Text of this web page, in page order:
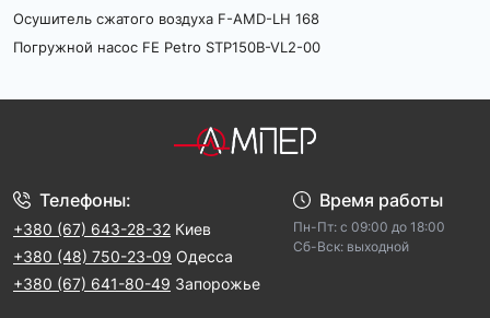
Осушитель сжатого воздуха F-AMD-LH 168
Погружной насос FE Petro STP150B-VL2-00
Телефоны:
+380 (67) 643-28-32 Киев
+380 (48) 750-23-09 Одесса
+380 (67) 641-80-49 Запорожье
Время работы
Пн-Пт: с 09:00 до 18:00
Cб-Вск: выходной